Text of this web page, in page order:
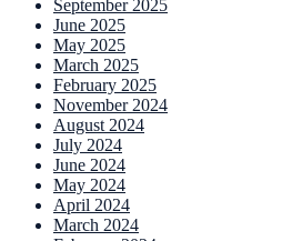
September 2025
June 2025
May 2025
March 2025
February 2025
November 2024
August 2024
July 2024
June 2024
May 2024
April 2024
March 2024